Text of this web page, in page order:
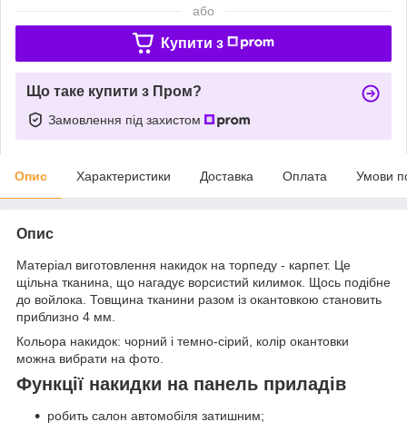
або
Купити з
Що таке купити з Пром?
Замовлення під захистом
Опис Характеристики Доставка Оплата Умови
Опис
Матеріал виготовлення накидок на торпеду - карпет. Це
щільна тканина, що нагадує ворсистий килимок. Щось подібне
до войлока. Товщина тканини разом із окантовкою становить
приблизно 4 мм.
Кольора накидок: чорний і темно-сірий, колір окантовки
можна вибрати на фото.
Функції накидки на панель приладів
робить салон автомобіля затишним;